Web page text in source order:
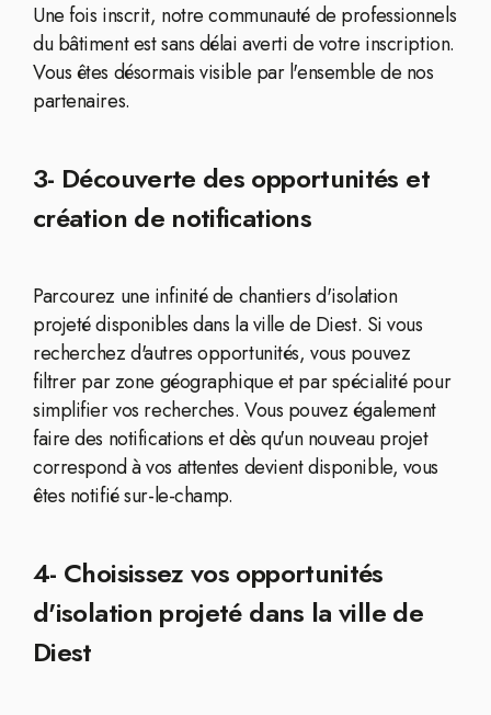
Une fois inscrit, notre communauté de professionnels
du bâtiment est sans délai averti de votre inscription.
Vous êtes désormais visible par l'ensemble de nos
partenaires.
3- Découverte des opportunités et
création de notifications
Parcourez une infinité de chantiers d'isolation
projeté disponibles dans la ville de Diest. Si vous
recherchez d'autres opportunités, vous pouvez
filtrer par zone géographique et par spécialité pour
simplifier vos recherches. Vous pouvez également
faire des notifications et dès qu'un nouveau projet
correspond à vos attentes devient disponible, vous
êtes notifié sur-le-champ.
4- Choisissez vos opportunités
d'isolation projeté dans la ville de
Diest